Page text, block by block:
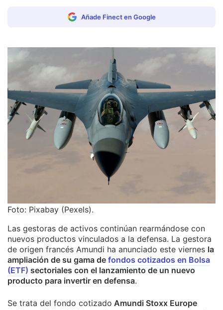
Añade Finect en Google
Foto: Pixabay (Pexels).
Las gestoras de activos continúan rearmándose con
nuevos productos vinculados a la defensa. La gestora
de origen francés Amundi ha anunciado este viernes la
ampliación de su gama de fondos cotizados en Bolsa
(ETF) sectoriales con el lanzamiento de un nuevo
producto para invertir en defensa.
Se trata del fondo cotizado Amundi Stoxx Europe